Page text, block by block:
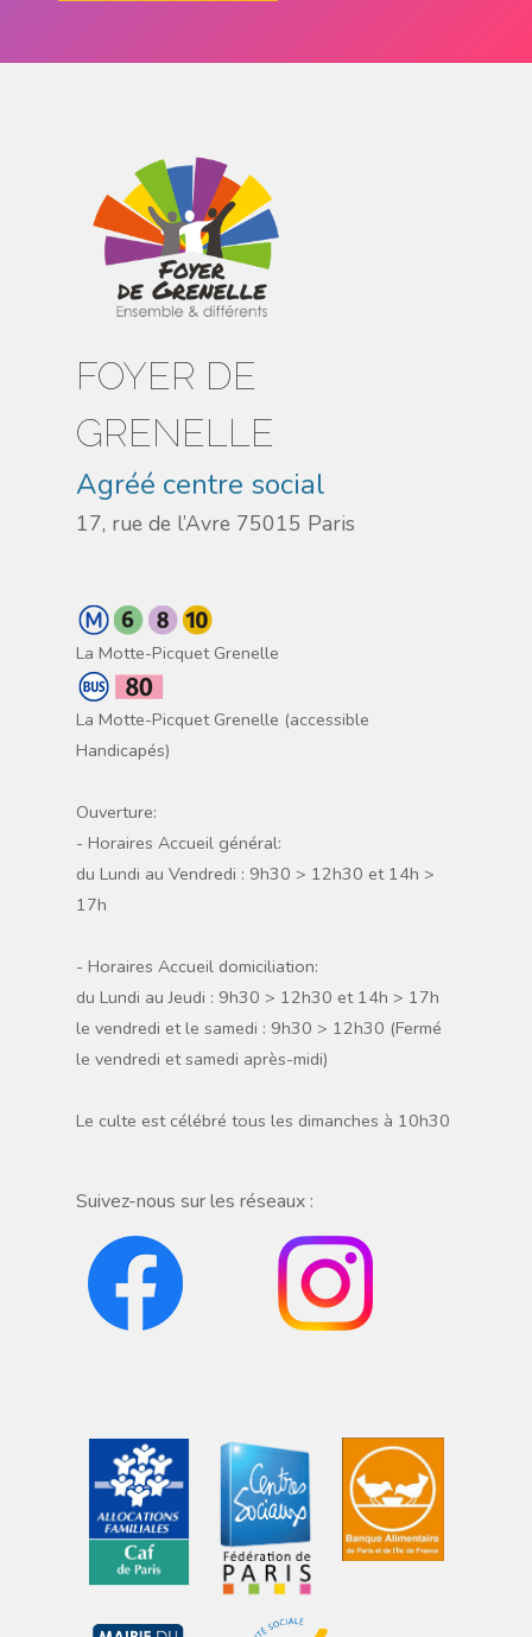
FOYER DE
GRENELLE
Agréé centre social
17, rue de l’Avre 75015 Paris
La Motte-Picquet Grenelle
La Motte-Picquet Grenelle (accessible
Handicapés)
Ouverture:
- Horaires Accueil général:
du Lundi au Vendredi : 9h30 > 12h30 et 14h >
17h
- Horaires Accueil domiciliation:
du Lundi au Jeudi : 9h30 > 12h30 et 14h > 17h
le vendredi et le samedi : 9h30 > 12h30 (Fermé
le vendredi et samedi après-midi)
Le culte est célébré tous les dimanches à 10h30
Suivez-nous sur les réseaux :